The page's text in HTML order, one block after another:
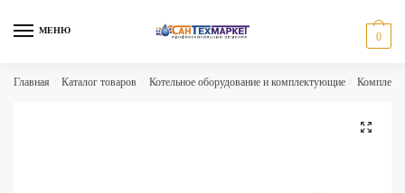
МЕНЮ
0
Главная Каталог товаров Котельное оборудование и комплектующие
🔍